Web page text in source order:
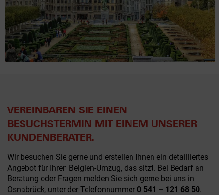
VEREINBAREN SIE EINEN
BESUCHSTERMIN MIT EINEM UNSERER
KUNDENBERATER.
Wir besuchen Sie gerne und erstellen Ihnen ein detailliertes
Angebot für Ihren Belgien-Umzug, das sitzt. Bei Bedarf an
Beratung oder Fragen melden Sie sich gerne bei uns in
Osnabrück, unter der Telefonnummer 0 541 – 121 68 50.